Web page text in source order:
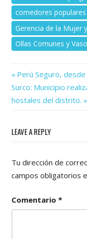
comedores populares
Gerencia de la Mujer
Ollas Comunes y
Navegación
de
Previous
Post:
Perú Seguro,
Next
Post:
Surco: Municipio
hostales del distrito.
LEAVE A REPLY
Tu dirección de
campos obligatorios
Comentario *